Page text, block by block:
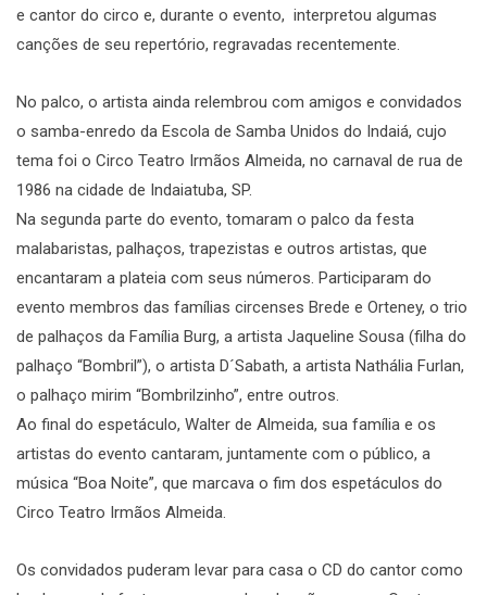
e cantor do circo e, durante o evento, interpretou algumas
canções de seu repertório, regravadas recentemente.
No palco, o artista ainda relembrou com amigos e convidados
o samba-enredo da Escola de Samba Unidos do Indaiá, cujo
tema foi o Circo Teatro Irmãos Almeida, no carnaval de rua de
1986 na cidade de Indaiatuba, SP.
Na segunda parte do evento, tomaram o palco da festa
malabaristas, palhaços, trapezistas e outros artistas, que
encantaram a plateia com seus números. Participaram do
evento membros das famílias circenses Brede e Orteney, o trio
de palhaços da Família Burg, a artista Jaqueline Sousa (filha do
palhaço “Bombril”), o artista D´Sabath, a artista Nathália Furlan,
o palhaço mirim “Bombrilzinho”, entre outros.
Ao final do espetáculo, Walter de Almeida, sua família e os
artistas do evento cantaram, juntamente com o público, a
música “Boa Noite”, que marcava o fim dos espetáculos do
Circo Teatro Irmãos Almeida.
Os convidados puderam levar para casa o CD do cantor como